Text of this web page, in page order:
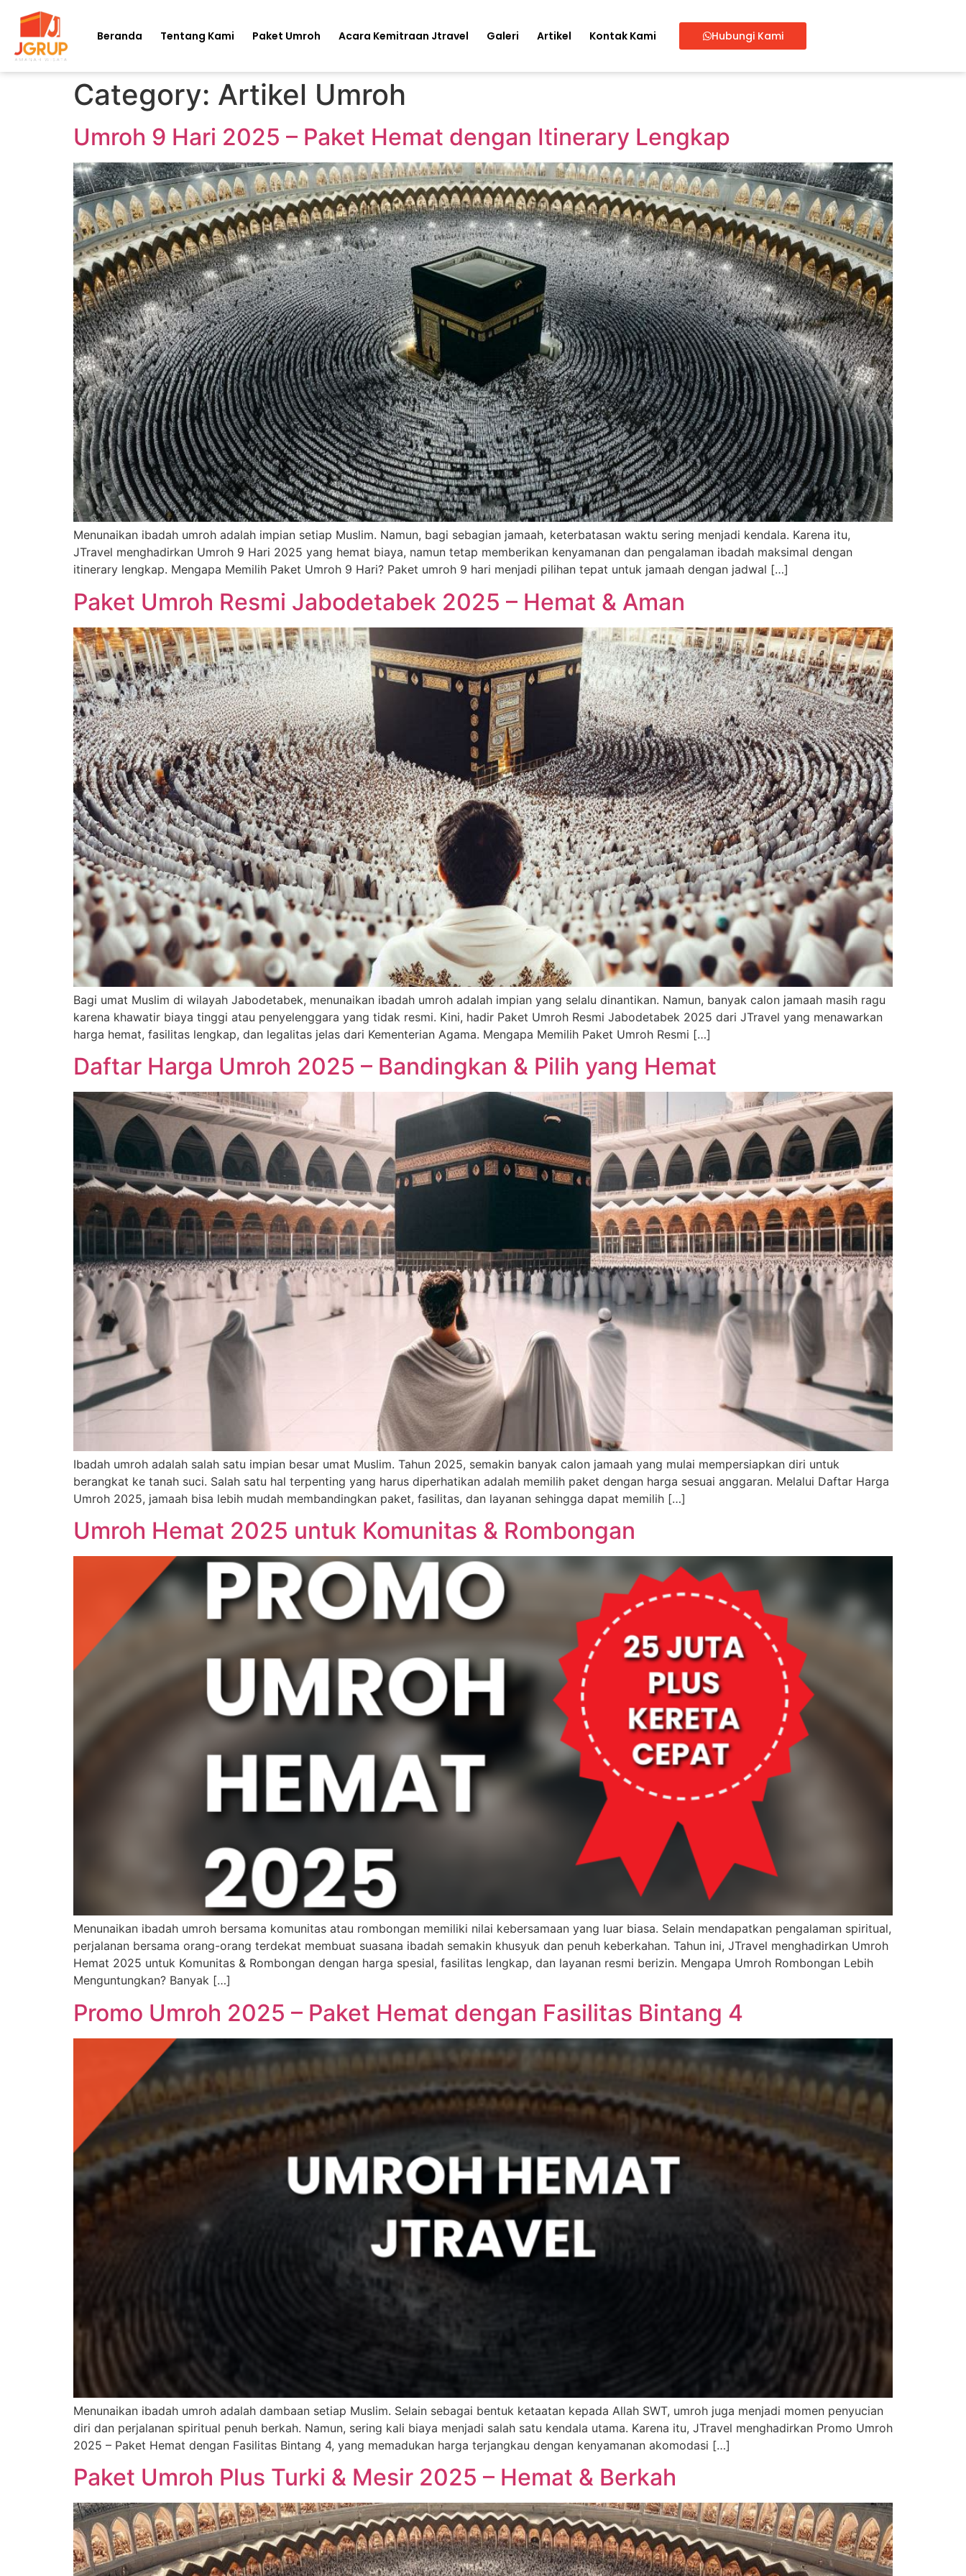
Beranda Tentang Kami Paket Umroh Acara Kemitraan Jtravel Galeri Artikel Kontak Kami Hubungi Kami
Category: Artikel Umroh
Umroh 9 Hari 2025 – Paket Hemat dengan Itinerary Lengkap
Menunaikan ibadah umroh adalah impian setiap Muslim. Namun, bagi sebagian jamaah, keterbatasan waktu sering menjadi kendala. Karena itu,
JTravel menghadirkan Umroh 9 Hari 2025 yang hemat biaya, namun tetap memberikan kenyamanan dan pengalaman ibadah maksimal dengan
itinerary lengkap. Mengapa Memilih Paket Umroh 9 Hari? Paket umroh 9 hari menjadi pilihan tepat untuk jamaah dengan jadwal […]
Paket Umroh Resmi Jabodetabek 2025 – Hemat & Aman
Bagi umat Muslim di wilayah Jabodetabek, menunaikan ibadah umroh adalah impian yang selalu dinantikan. Namun, banyak calon jamaah masih ragu
karena khawatir biaya tinggi atau penyelenggara yang tidak resmi. Kini, hadir Paket Umroh Resmi Jabodetabek 2025 dari JTravel yang menawarkan
harga hemat, fasilitas lengkap, dan legalitas jelas dari Kementerian Agama. Mengapa Memilih Paket Umroh Resmi […]
Daftar Harga Umroh 2025 – Bandingkan & Pilih yang Hemat
Ibadah umroh adalah salah satu impian besar umat Muslim. Tahun 2025, semakin banyak calon jamaah yang mulai mempersiapkan diri untuk
berangkat ke tanah suci. Salah satu hal terpenting yang harus diperhatikan adalah memilih paket dengan harga sesuai anggaran. Melalui Daftar Harga
Umroh 2025, jamaah bisa lebih mudah membandingkan paket, fasilitas, dan layanan sehingga dapat memilih […]
Umroh Hemat 2025 untuk Komunitas & Rombongan
Menunaikan ibadah umroh bersama komunitas atau rombongan memiliki nilai kebersamaan yang luar biasa. Selain mendapatkan pengalaman spiritual,
perjalanan bersama orang-orang terdekat membuat suasana ibadah semakin khusyuk dan penuh keberkahan. Tahun ini, JTravel menghadirkan Umroh
Hemat 2025 untuk Komunitas & Rombongan dengan harga spesial, fasilitas lengkap, dan layanan resmi berizin. Mengapa Umroh Rombongan Lebih
Menguntungkan? Banyak […]
Promo Umroh 2025 – Paket Hemat dengan Fasilitas Bintang 4
Menunaikan ibadah umroh adalah dambaan setiap Muslim. Selain sebagai bentuk ketaatan kepada Allah SWT, umroh juga menjadi momen penyucian
diri dan perjalanan spiritual penuh berkah. Namun, sering kali biaya menjadi salah satu kendala utama. Karena itu, JTravel menghadirkan Promo Umroh
2025 – Paket Hemat dengan Fasilitas Bintang 4, yang memadukan harga terjangkau dengan kenyamanan akomodasi […]
Paket Umroh Plus Turki & Mesir 2025 – Hemat & Berkah